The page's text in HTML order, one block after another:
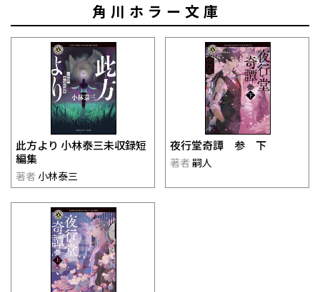
角川ホラー文庫
此方より 小林泰三未収録短
編集
著者 小林泰三
夜行堂奇譚 参 下
著者 嗣人